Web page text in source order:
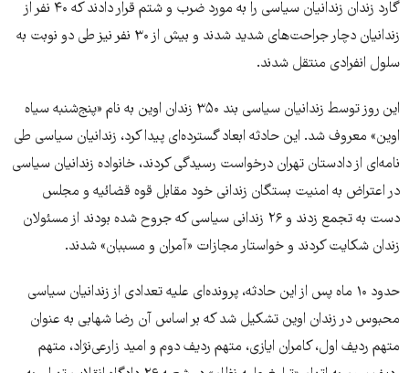
گارد زندان زندانیان سیاسی را به مورد ضرب و شتم قرار دادند که ۴۰ نفر از
زندانیان دچار جراحت‌های شدید شدند و بیش از ۳۰ نفر نیز طی دو نوبت به
سلول انفرادی منتقل شدند.
این روز توسط زندانیان سیاسی بند ۳۵۰ زندان اوین به نام «پنج‌شنبه سیاه
اوین» معروف شد. این حادثه ابعاد گسترده‌ای پیدا کرد، زندانیان سیاسی طی
نامه‌ای از دادستان تهران درخواست رسیدگی کردند، خانواده زندانیان سیاسی
در اعتراض به امنیت بستگان زندانی خود مقابل قوه قضائیه و مجلس
دست به تجمع زدند و ۲۶ زندانی سیاسی که جروح شده‌ بودند از مسئولان
زندان شکایت کردند و خواستار مجازات «آمران و مسببان» شدند.
حدود ۱۰ ماه پس از این حادثه، پرونده‌ای علیه تعدادی از زندانیان سیاسی
محبوس در زندان اوین تشکیل شد که بر اساس آن رضا شهابی به عنوان
متهم ردیف اول، کامران ایازی، متهم ردیف دوم و امید زارعی‌نژاد، متهم